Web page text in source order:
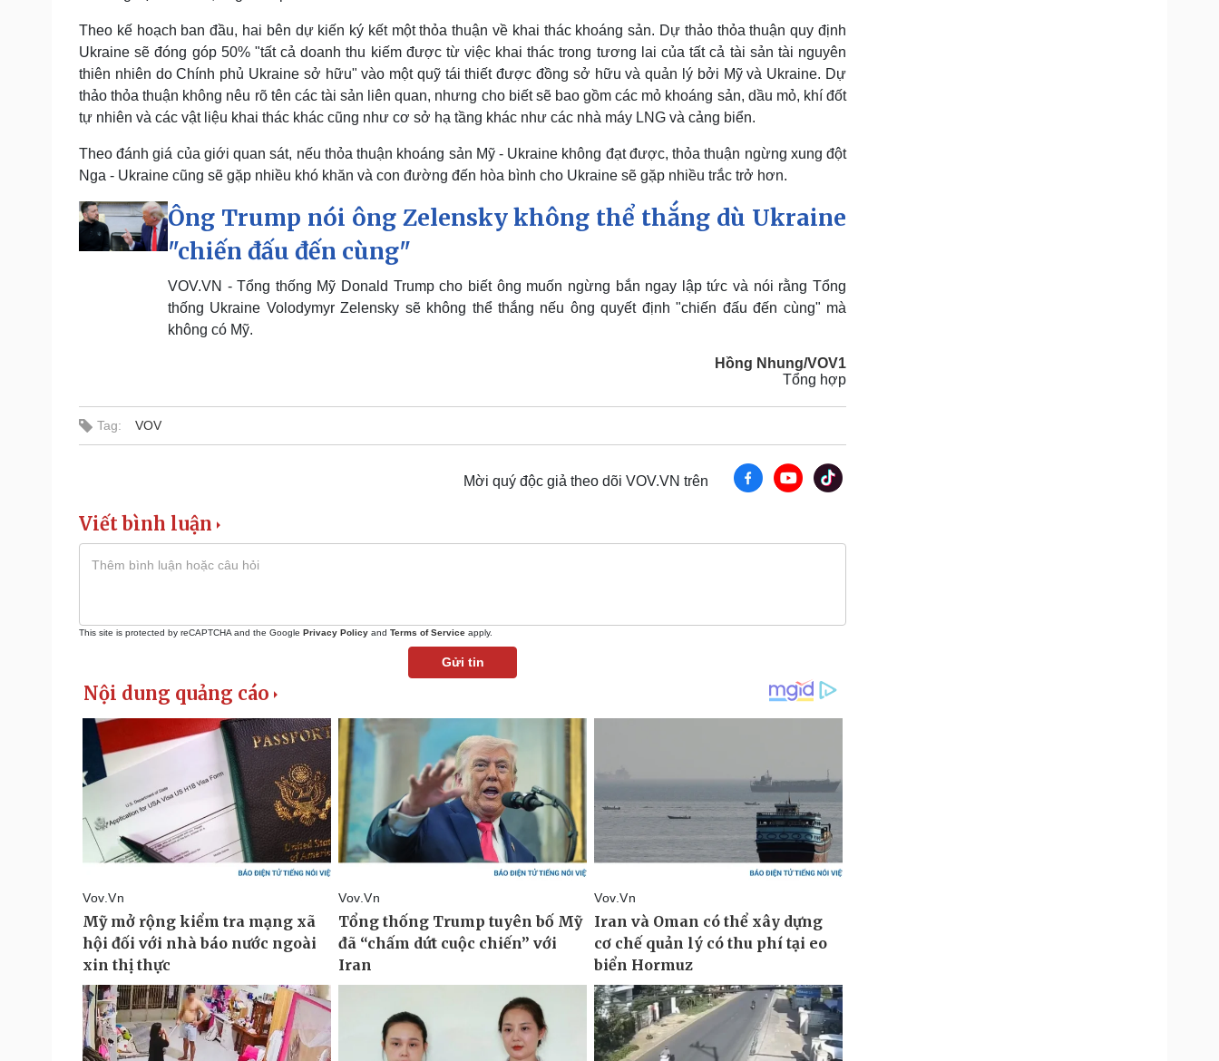
Theo kế hoạch ban đầu, hai bên dự kiến ký kết một thỏa thuận về khai thác khoáng sản. Dự thảo thỏa thuận quy định
Ukraine sẽ đóng góp 50% "tất cả doanh thu kiếm được từ việc khai thác trong tương lai của tất cả tài sản tài nguyên
thiên nhiên do Chính phủ Ukraine sở hữu" vào một quỹ tái thiết được đồng sở hữu và quản lý bởi Mỹ và Ukraine. Dự
thảo thỏa thuận không nêu rõ tên các tài sản liên quan, nhưng cho biết sẽ bao gồm các mỏ khoáng sản, dầu mỏ, khí đốt
tự nhiên và các vật liệu khai thác khác cũng như cơ sở hạ tầng khác như các nhà máy LNG và cảng biển.
Theo đánh giá của giới quan sát, nếu thỏa thuận khoáng sản Mỹ - Ukraine không đạt được, thỏa thuận ngừng xung đột
Nga - Ukraine cũng sẽ gặp nhiều khó khăn và con đường đến hòa bình cho Ukraine sẽ gặp nhiều trắc trở hơn.
Ông Trump nói ông Zelensky không thể thắng dù Ukraine
"chiến đấu đến cùng"
VOV.VN - Tổng thống Mỹ Donald Trump cho biết ông muốn ngừng bắn ngay lập tức và nói rằng Tổng
thống Ukraine Volodymyr Zelensky sẽ không thể thắng nếu ông quyết định "chiến đấu đến cùng" mà
không có Mỹ.
Hồng Nhung/VOV1
Tổng hợp
Tag: VOV
Mời quý độc giả theo dõi VOV.VN trên
Viết bình luận
This site is protected by reCAPTCHA and the Google Privacy Policy and Terms of Service apply.
Gửi tin